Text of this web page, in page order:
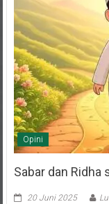
Opini
Sabar dan Ridha
20 Juni 2025